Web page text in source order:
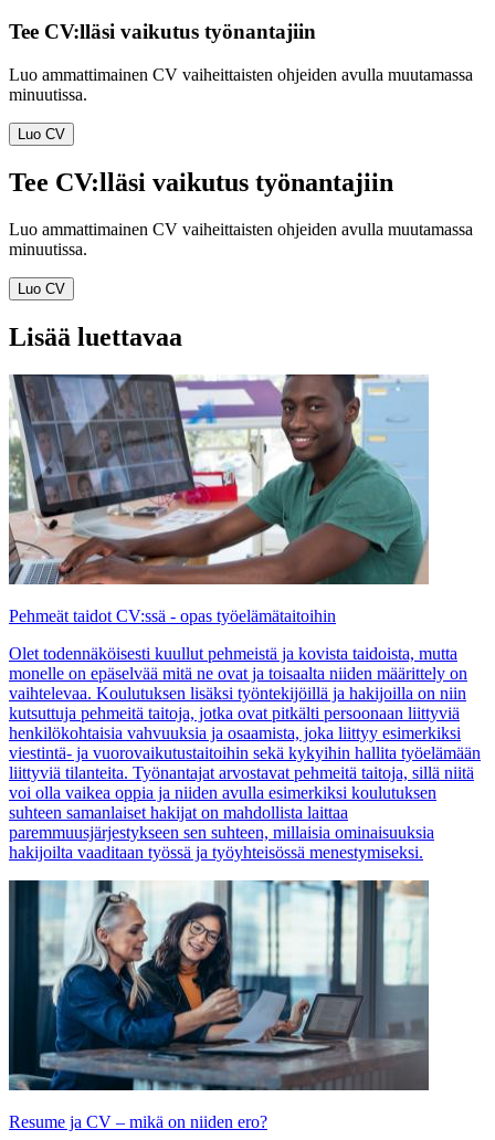
Tee CV:lläsi vaikutus työnantajiin
Luo ammattimainen CV vaiheittaisten ohjeiden avulla muutamassa
minuutissa.
Luo CV
Tee CV:lläsi vaikutus työnantajiin
Luo ammattimainen CV vaiheittaisten ohjeiden avulla muutamassa
minuutissa.
Luo CV
Lisää luettavaa
Pehmeät taidot CV:ssä - opas työelämätaitoihin
Olet todennäköisesti kuullut pehmeistä ja kovista taidoista, mutta
monelle on epäselvää mitä ne ovat ja toisaalta niiden määrittely on
vaihtelevaa. Koulutuksen lisäksi työntekijöillä ja hakijoilla on niin
kutsuttuja pehmeitä taitoja, jotka ovat pitkälti persoonaan liittyviä
henkilökohtaisia vahvuuksia ja osaamista, joka liittyy esimerkiksi
viestintä- ja vuorovaikutustaitoihin sekä kykyihin hallita työelämään
liittyviä tilanteita. Työnantajat arvostavat pehmeitä taitoja, sillä niitä
voi olla vaikea oppia ja niiden avulla esimerkiksi koulutuksen
suhteen samanlaiset hakijat on mahdollista laittaa
paremmuusjärjestykseen sen suhteen, millaisia ominaisuuksia
hakijoilta vaaditaan työssä ja työyhteisössä menestymiseksi.
Resume ja CV – mikä on niiden ero?